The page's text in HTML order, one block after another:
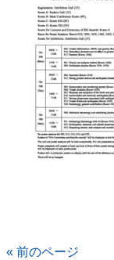
« 前のページ